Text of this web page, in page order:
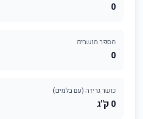
0
מספר מושבים
0
כושר גרירה (עם בלמים)
0 ק"ג